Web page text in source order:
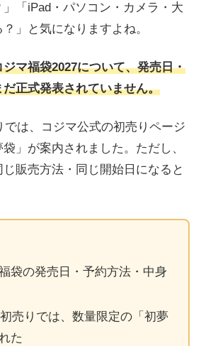
」「iPad・パソコン・カメラ・大
」と気になりますよね。
ジマ福袋2027について、発売日・
正式発表されていません。
では、コジマ公式の初売りページ
」が案内されました。ただし、
販売方法・同じ開始日になると
袋の発売日・予約方法・中身
売りでは、数量限定の「初夢
た